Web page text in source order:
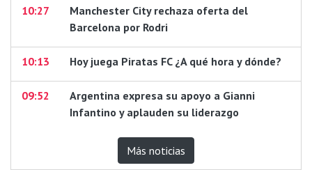
10:27
Manchester City rechaza oferta del
Barcelona por Rodri
10:13 Hoy juega Piratas FC ¿A qué hora y dónde?
09:52
Argentina expresa su apoyo a Gianni
Infantino y aplauden su liderazgo
Más noticias